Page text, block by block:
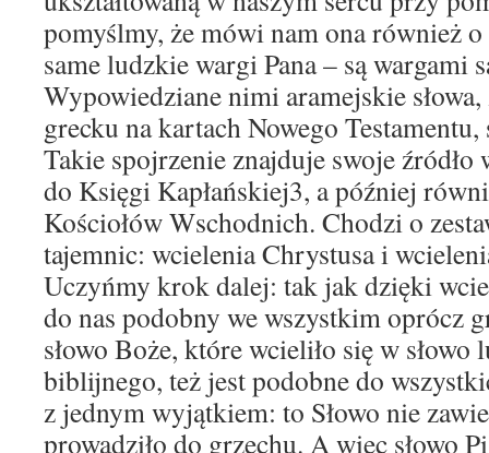
pomyślmy, że mówi nam ona również o
same ludzkie wargi Pana – są wargami
Wypowiedziane nimi aramejskie
grecku na kartach Nowego Testamentu,
Takie spojrzenie znajduje swoje
do Księgi Kapłańskiej3, a później
Kościołów Wschodnich. Chodzi o
tajemnic: wcielenia Chrystusa i
Uczyńmy krok dalej: tak jak dzięki
do nas podobny we wszystkim oprócz
słowo Boże, które wcieliło się w słowo
biblijnego, też jest podobne do
z jednym wyjątkiem: to Słowo nie
prowadziło do grzechu. A więc słowo